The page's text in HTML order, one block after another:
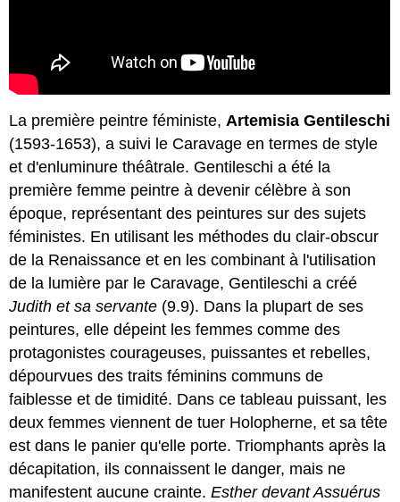
La première peintre féministe, Artemisia Gentileschi
(1593-1653), a suivi le Caravage en termes de style
et d'enluminure théâtrale. Gentileschi a été la
première femme peintre à devenir célèbre à son
époque, représentant des peintures sur des sujets
féministes. En utilisant les méthodes du clair-obscur
de la Renaissance et en les combinant à l'utilisation
de la lumière par le Caravage, Gentileschi a créé
Judith et sa servante (9.9). Dans la plupart de ses
peintures, elle dépeint les femmes comme des
protagonistes courageuses, puissantes et rebelles,
dépourvues des traits féminins communs de
faiblesse et de timidité. Dans ce tableau puissant, les
deux femmes viennent de tuer Holopherne, et sa tête
est dans le panier qu'elle porte. Triomphants après la
décapitation, ils connaissent le danger, mais ne
manifestent aucune crainte.Esther devant Assuérus